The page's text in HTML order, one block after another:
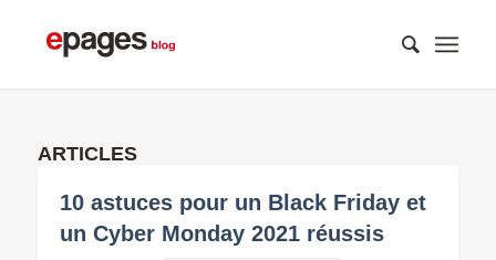
ARTICLES
10 astuces pour un Black Friday et
un Cyber Monday 2021 réussis